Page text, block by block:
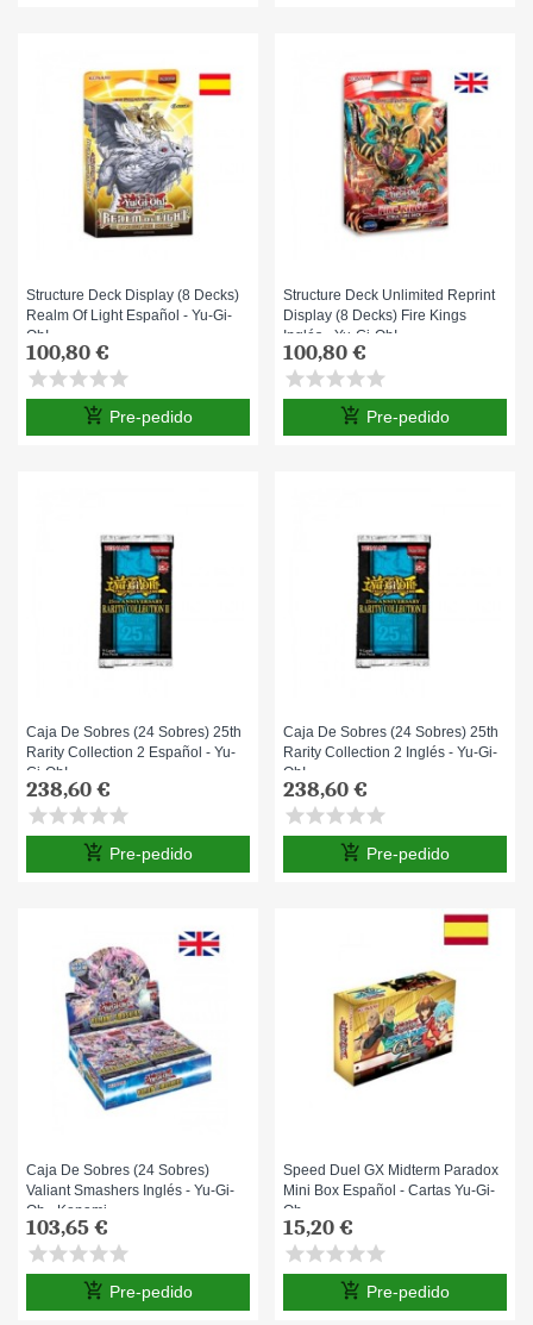
Structure Deck Display (8 Decks)
Realm Of Light Español - Yu-Gi-
Oh!
100,80 €
starstarstarstarstar
add_shopping_cart Pre-pedido
Structure Deck Unlimited Reprint
Display (8 Decks) Fire Kings
Inglés - Yu-Gi-Oh!
100,80 €
starstarstarstarstar
add_shopping_cart Pre-pedido
Caja De Sobres (24 Sobres) 25th
Rarity Collection 2 Español - Yu-
Gi-Oh!
238,60 €
starstarstarstarstar
add_shopping_cart Pre-pedido
Caja De Sobres (24 Sobres) 25th
Rarity Collection 2 Inglés - Yu-Gi-
Oh!
238,60 €
starstarstarstarstar
add_shopping_cart Pre-pedido
Caja De Sobres (24 Sobres)
Valiant Smashers Inglés - Yu-Gi-
Oh - Konami
103,65 €
starstarstarstarstar
add_shopping_cart Pre-pedido
Speed Duel GX Midterm Paradox
Mini Box Español - Cartas Yu-Gi-
Oh
15,20 €
starstarstarstarstar
add_shopping_cart Pre-pedido